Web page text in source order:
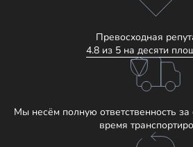
Превосходная
4.8 из 5 на десяти
Мы несём полную ответственность за
время